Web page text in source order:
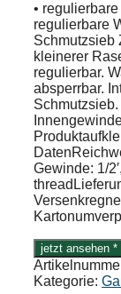
•
regulierbare
Schmutzsieb
kleinerer
regulierbar.
absperrbar.
Schmutzsieb.
Gewinde: 1/
jetzt ansehen *
Kategorie: